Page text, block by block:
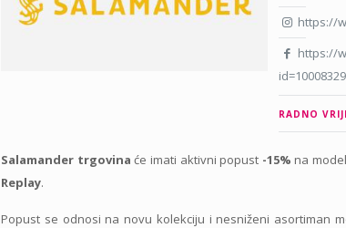
https://
https://
RADNO
Salamander trgovina će imati aktivni popust -15% na
Replay.
Popust se odnosi na novu kolekciju i nesniženi asortiman